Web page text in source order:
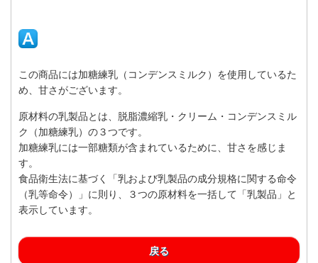
この商品には加糖練乳（コンデンスミルク）を使用しているた
め、甘さがございます。
原材料の乳製品とは、脱脂濃縮乳・クリーム・コンデンスミル
ク（加糖練乳）の３つです。
加糖練乳には一部糖類が含まれているために、甘さを感じま
す。
食品衛生法に基づく「乳および乳製品の成分規格に関する命令
（乳等命令）」に則り、３つの原材料を一括して「乳製品」と
表示しています。
戻る